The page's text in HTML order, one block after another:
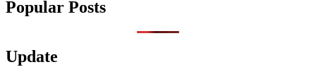
Popular Posts
Update